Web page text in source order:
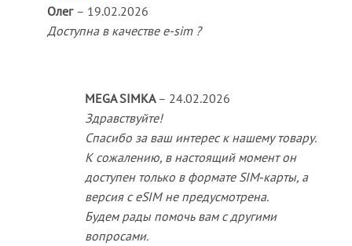
Оценка
Олег – 19.02.2026
Доступна в качестве е-sim ?
MEGA SIMKA – 24.02.2026
Здравствуйте!
Спасибо за ваш интерес к нашему товару.
К сожалению, в настоящий момент он
доступен только в формате SIM‑карты, а
версия с eSIM не предусмотрена.
Будем рады помочь вам с другими
вопросами.